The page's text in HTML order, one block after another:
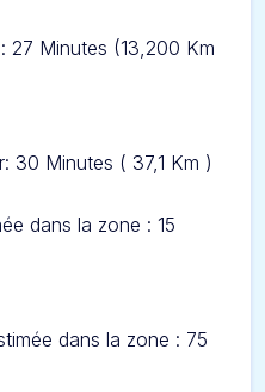
27 Minutes (13,200 Km
30 Minutes ( 37,1 Km )
dans la zone : 15
dans la zone : 75